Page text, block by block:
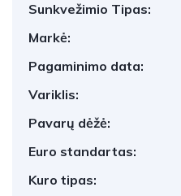
Sunkvežimio Tipas:
Markė:
Pagaminimo data:
Variklis:
Pavarų dėžė:
Euro standartas:
Kuro tipas: